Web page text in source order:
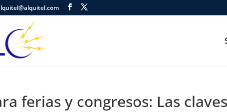
ferias y congresos: Las